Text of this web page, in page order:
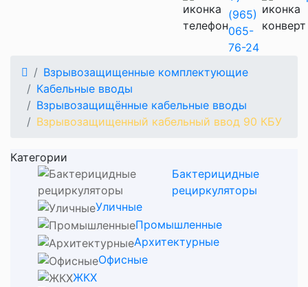
(965)
065-
76-24
Взрывозащищенные комплектующие
Кабельные вводы
Взрывозащищённые кабельные вводы
Взрывозащищенный кабельный ввод 90 КБУ
Категории
Бактерицидные
рециркуляторы
Уличные
Промышленные
Архитектурные
Офисные
ЖКХ